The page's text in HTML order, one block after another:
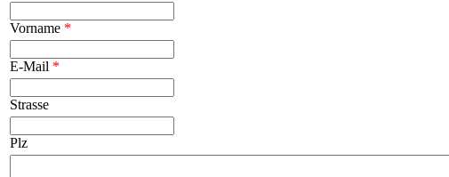
Vorname *
E-Mail *
Strasse
Plz